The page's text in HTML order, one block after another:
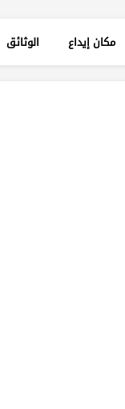
الوثائق مكان إيداع